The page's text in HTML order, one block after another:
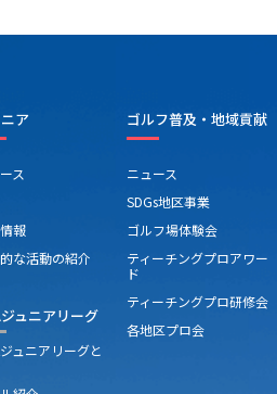
ア
ス
報
な活動の紹介
ュニアリーグ
ュニアリーグと
ゴルフ普及・地域貢献
ニュース
SDGs地区事業
ゴルフ場体験会
ティーチングプロアワー
ド
ティーチングプロ研修会
各地区プロ会